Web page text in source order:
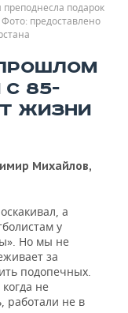
подарок
предоставлено
С 85-
ЖИЗНИ
Михайлов,
а
у
Но мы не
за
подопечных.
не
работали не в